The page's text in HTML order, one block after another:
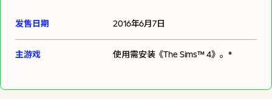
发售日期 2016年6月7日
主游戏 使用需安装《The Sims™ 4》 。*